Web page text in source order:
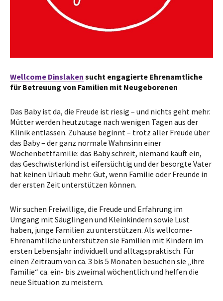
Wellcome Dinslaken sucht engagierte Ehrenamtliche
für Betreuung von Familien mit Neugeborenen
Das Baby ist da, die Freude ist riesig – und nichts geht mehr.
Mütter werden heutzutage nach wenigen Tagen aus der
Klinik entlassen. Zuhause beginnt – trotz aller Freude über
das Baby – der ganz normale Wahnsinn einer
Wochenbettfamilie: das Baby schreit, niemand kauft ein,
das Geschwisterkind ist eifersüchtig und der besorgte Vater
hat keinen Urlaub mehr. Gut, wenn Familie oder Freunde in
der ersten Zeit unterstützen können.
Wir suchen Freiwillige, die Freude und Erfahrung im
Umgang mit Säuglingen und Kleinkindern sowie Lust
haben, junge Familien zu unterstützen. Als wellcome-
Ehrenamtliche unterstützen sie Familien mit Kindern im
ersten Lebensjahr individuell und alltagspraktisch. Für
einen Zeitraum von ca. 3 bis 5 Monaten besuchen sie „ihre
Familie“ ca. ein- bis zweimal wöchentlich und helfen die
neue Situation zu meistern.